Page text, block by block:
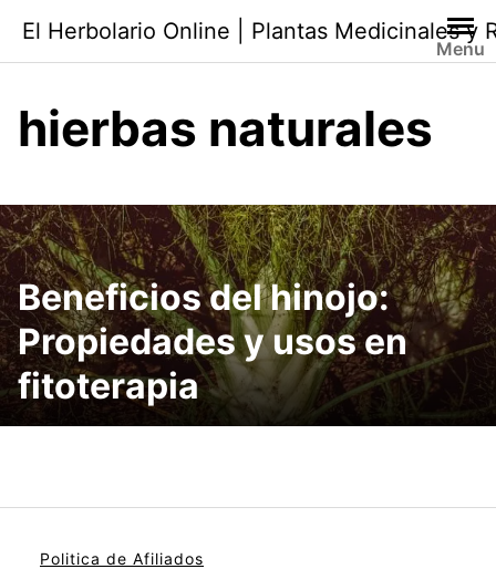
contenido
El Herbolario Online | Plantas Medicinales y
Menu
hierbas naturales
Beneficios del hinojo:
Propiedades y usos en
fitoterapia
Politica de Afiliados